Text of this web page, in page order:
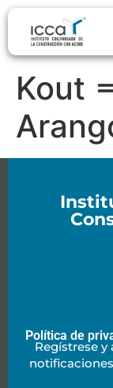
Kout
Política de
Regístrese